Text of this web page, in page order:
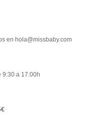
en hola@missbaby.com
a 17:00h